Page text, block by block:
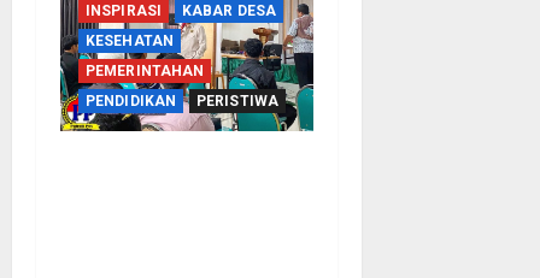
INSPIRASI
KABAR DESA
KESEHATAN
PEMERINTAHAN
PENDIDIKAN
PERISTIWA